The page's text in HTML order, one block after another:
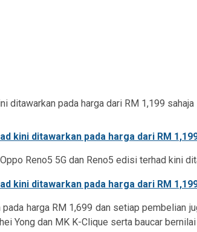
Reno5 5G dan Reno5 edisi terhad kini
harga RM 1,699 dan setiap
Yong dan MK K-Clique serta baucar